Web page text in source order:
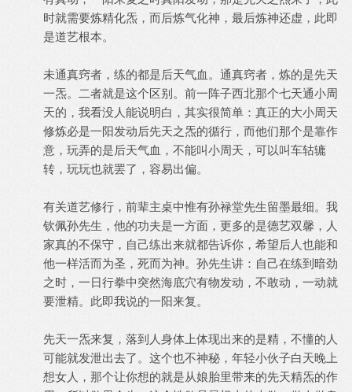
时就需要炼精化炁，而后炼气化神，最后炼神还虚，此即
是道艺根本。
未通真窍者，练的都是后天气血。通真窍者，炼的是先天
一炁。二者就是这个区别。前一阵子西北那个七天通小周
天的，我看没人能说明白，其实很简单：真正的大小周天
修炼必是一阳发动后先天之炁的循行，而他们那个是靠作
意，玩弄的是后天气血，不能叫小周天，可以叫车轱辘
转，玩玩也就罢了，容易出偏。
有关道艺修行，前辈主桌中惟有孙禄堂先生留墨最细。我
钦佩孙先生，他的功夫是一方面，更多的是德艺双馨，人
家真的不保守，自己练出来就都告诉你，希望后人也能和
他一样活而为圣，死而为神。孙先生讲：自己在练到暗劲
之时，一日行拳中突然海底穴有物发动，不敢动，一动就
要泄精。此即我说的一阳来复。
先天一炁来复，落到人身体上体现出来的是精，不懂的人
可能就发泄出去了。这个也不神秘，年轻小伙子白天晚上
想女人，那个让你想的就是从娘胎里带来的先天精炁的作